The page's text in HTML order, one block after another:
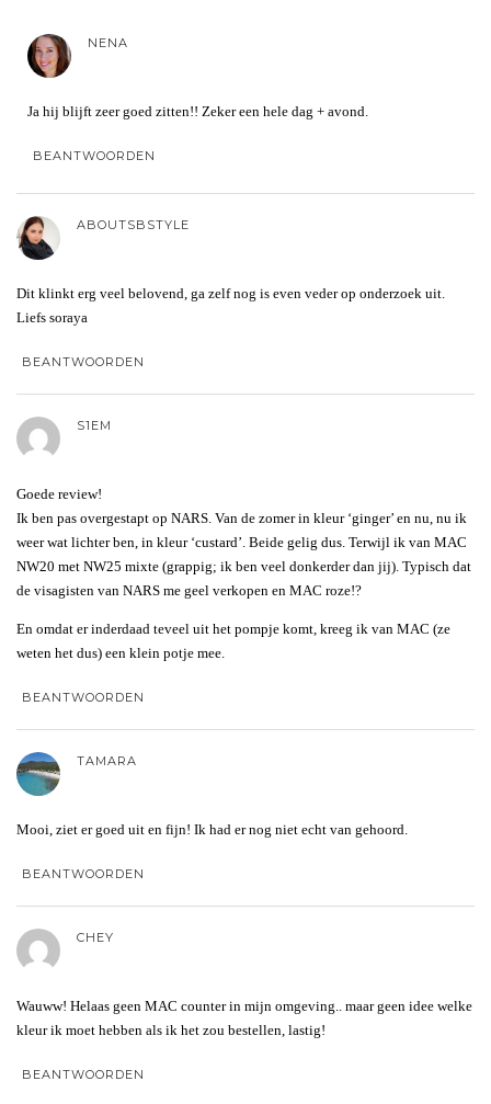
NENA
Ja hij blijft zeer goed zitten!! Zeker een hele dag + avond.
BEANTWOORDEN
ABOUTSBSTYLE
Dit klinkt erg veel belovend, ga zelf nog is even veder op onderzoek uit.
Liefs soraya
BEANTWOORDEN
S1EM
Goede review!
Ik ben pas overgestapt op NARS. Van de zomer in kleur ‘ginger’ en nu, nu ik
weer wat lichter ben, in kleur ‘custard’. Beide gelig dus. Terwijl ik van MAC
NW20 met NW25 mixte (grappig; ik ben veel donkerder dan jij). Typisch dat
de visagisten van NARS me geel verkopen en MAC roze!?
En omdat er inderdaad teveel uit het pompje komt, kreeg ik van MAC (ze
weten het dus) een klein potje mee.
BEANTWOORDEN
TAMARA
Mooi, ziet er goed uit en fijn! Ik had er nog niet echt van gehoord.
BEANTWOORDEN
CHEY
Wauww! Helaas geen MAC counter in mijn omgeving.. maar geen idee welke
kleur ik moet hebben als ik het zou bestellen, lastig!
BEANTWOORDEN